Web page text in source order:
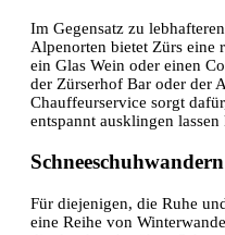
Im Gegensatz zu
Alpenorten bietet Zürs eine
ein Glas Wein oder einen
der Zürserhof Bar oder der
Chauffeurservice sorgt
entspannt ausklingen lassen
Für diejenigen, die Ruhe
eine Reihe von